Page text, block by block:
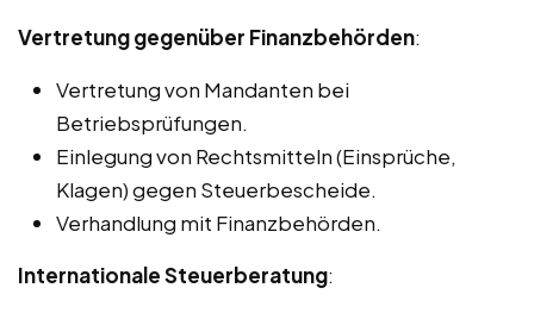
Vertretung gegenüber Finanzbehörden:
Vertretung von Mandanten bei
Betriebsprüfungen.
Einlegung von Rechtsmitteln (Einsprüche,
Klagen) gegen Steuerbescheide.
Verhandlung mit Finanzbehörden.
Internationale Steuerberatung: